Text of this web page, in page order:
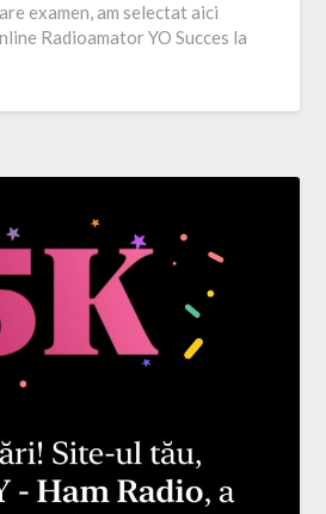
examen, am selectat aici
Radioamator YO Succes la